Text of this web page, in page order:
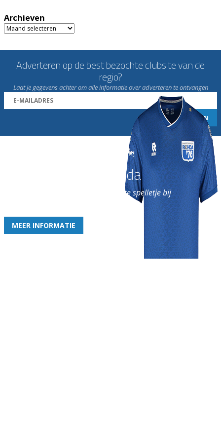
Archieven
Archieven
Adverteren op de best bezochte clubsite van de
regio?
Laat je gegevens achter om alle informatie over adverteren te ontvangen
Word nu lid van Rohda
en geniet iedere week van het leukste spelletje bij
MEER INFORMATIE